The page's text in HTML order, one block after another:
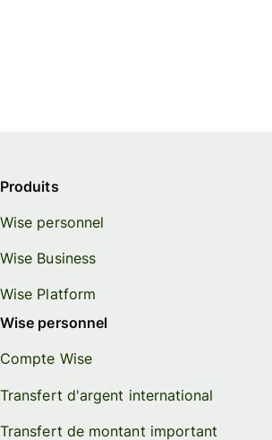
Produits
Wise personnel
Wise Business
Wise Platform
Wise personnel
Compte Wise
Transfert d'argent international
Transfert de montant important